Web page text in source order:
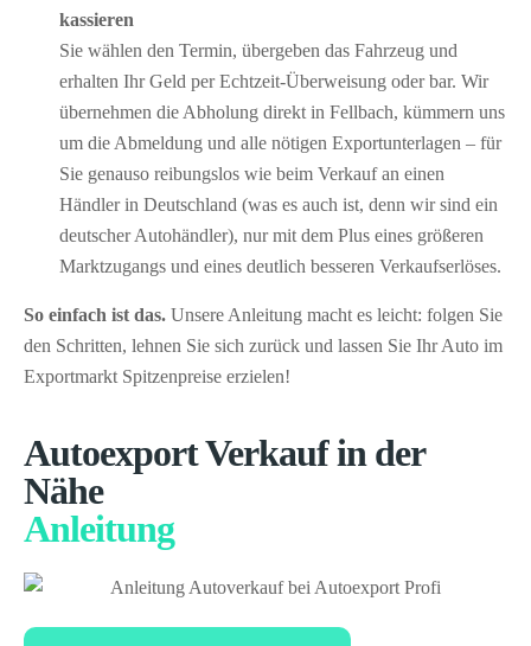
kassieren
Sie wählen den Termin, übergeben das Fahrzeug und
erhalten Ihr Geld per Echtzeit-Überweisung oder bar. Wir
übernehmen die Abholung direkt in Fellbach, kümmern uns
um die Abmeldung und alle nötigen Exportunterlagen – für
Sie genauso reibungslos wie beim Verkauf an einen
Händler in Deutschland (was es auch ist, denn wir sind ein
deutscher Autohändler), nur mit dem Plus eines größeren
Marktzugangs und eines deutlich besseren Verkaufserlöses.
So einfach ist das. Unsere Anleitung macht es leicht: folgen Sie
den Schritten, lehnen Sie sich zurück und lassen Sie Ihr Auto im
Exportmarkt Spitzenpreise erzielen!
Autoexport Verkauf in der
Nähe
Anleitung